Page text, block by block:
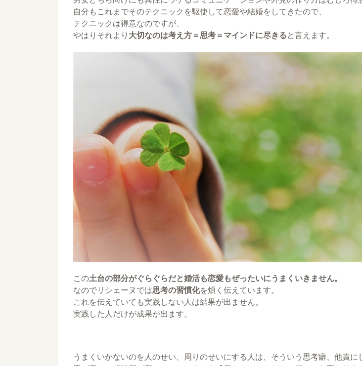
自分もこれまでそのテクニックを駆使して恋愛や結婚をしてきたので、
テクニックは得意なのですが、
やはりそれより 大切なのは考え方＝思考＝マインドに尽きる と言えます。
この土台の部分がぐらぐらだと婚活も恋愛もぜったいにうまくいきません。
なのでリシェーヌでは思考の習慣化を煩く伝えています。
これを伝えていても実践しない人は結果が出ません。
実践した人だけが成果が出ます。
うまくいかないのを人のせい、周りのせいにする人は、そういう思考癖、他責に